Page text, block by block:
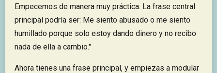
Empecemos de manera muy práctica. La frase central
principal podría ser: Me siento abusado o me siento
humillado porque solo estoy dando dinero y no recibo
nada de ella a cambio."
Ahora tienes una frase principal, y empiezas a modular